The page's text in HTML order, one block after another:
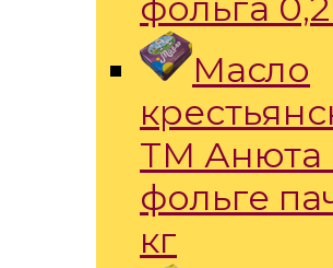
Масло
ТМ Анюта
фольге
кг